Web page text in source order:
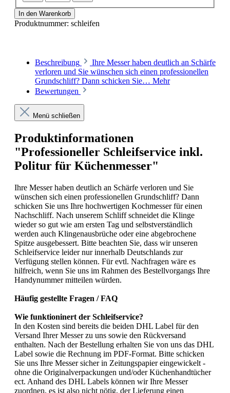
In den Warenkorb
Produktnummer: schleifen
Beschreibung
Ihre Messer haben deutlich an Schärfe
verloren und Sie wünschen sich einen professionellen
Grundschliff? Dann schicken Sie… Mehr
Bewertungen
Menü schließen
Produktinformationen
"Professioneller Schleifservice inkl.
Politur für Küchenmesser"
Ihre Messer haben deutlich an Schärfe verloren und Sie
wünschen sich einen professionellen Grundschliff? Dann
schicken Sie uns Ihre hochwertigen Kochmesser für einen
Nachschliff. Nach unserem Schliff schneidet die Klinge
wieder so gut wie am ersten Tag und selbstverständlich
werden auch Klingenausbrüche oder eine abgebrochene
Spitze ausgebessert. Bitte beachten Sie, dass wir unseren
Schleifservice leider nur innerhalb Deutschlands zur
Verfügung stellen können. Für evtl. Nachfragen wäre es
hilfreich, wenn Sie uns im Rahmen des Bestellvorgangs Ihre
Handynummer mitteilen würden.
Häufig gestellte Fragen / FAQ
Wie funktioninert der Schleifservice?
In den Kosten sind bereits die beiden DHL Label für den
Versand Ihrer Messer zu uns sowie den Rückversand
enthalten. Nach der Bestellung erhalten Sie von uns das DHL
Label sowie die Rechnung im PDF-Format. Bitte schicken
Sie uns Ihre Messer sicher in Zeitungspapier eingewickelt -
ohne die Originalverpackungen und/oder Küchenhandtücher
ect. Anhand des DHL Labels können wir Ihre Messer
zuordnen, es ist also nicht nötig, der Lieferung einen